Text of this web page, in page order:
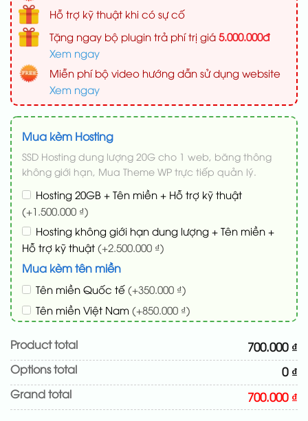
Hỗ trợ kỹ thuật khi có sự cố
Tặng ngay bộ plugin trả phí trị giá 5.000.000đ
Xem ngay
Miễn phí bộ video hướng dẫn sử dụng website
Xem ngay
Mua kèm Hosting
SSD Hosting dung lượng 20G cho 1 web, băng thông
không giới hạn, Mua Theme WP trực tiếp quản lý.
Hosting 20GB + Tên miền + Hỗ trợ kỹ thuật
(+1.500.000 ₫)
Hosting không giới hạn dung lượng + Tên miền +
Hỗ trợ kỹ thuật (+2.500.000 ₫)
Mua kèm tên miền
Tên miền Quốc tế (+350.000 ₫)
Tên miền Việt Nam (+850.000 ₫)
Cài web lên host giống demo 100%
(+100.000 ₫)
Thay logo + thông tin doanh nghiệp
Đổi màu chủ đạo theo tông của logo
(+250.000 ₫)
Sửa danh mục và sắp xếp lại đề mục menu cho
Product total 700.000 ₫
Options total 0 ₫
Grand total 700.000 ₫